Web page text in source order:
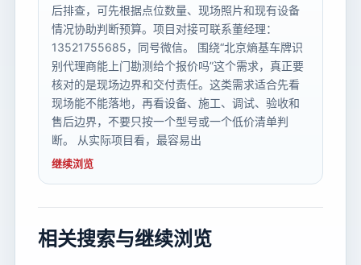
后排查，可先根据点位数量、现场照片和现有设备
情况协助判断预算。项目对接可联系董经理：
13521755685，同号微信。 围绕“北京熵基车牌识
别代理商能上门勘测给个报价吗”这个需求，真正要
核对的是现场边界和交付责任。这类需求适合先看
现场能不能落地，再看设备、施工、调试、验收和
售后边界，不要只按一个型号或一个低价清单判
断。 从实际项目看，最容易出
继续浏览
相关搜索与继续浏览